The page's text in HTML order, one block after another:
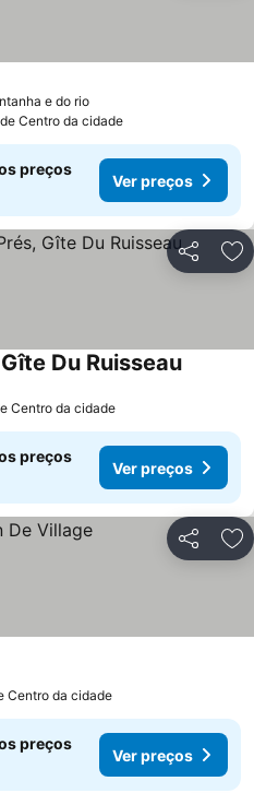
e do rio
Centro da cidade
preços
Ver preços
Partilhar
Du Ruisseau
Centro da cidade
preços
Ver preços
Partilhar
Centro da cidade
preços
Ver preços